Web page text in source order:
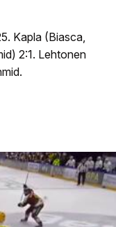
Kapla (Biasca,
2:1. Lehtonen